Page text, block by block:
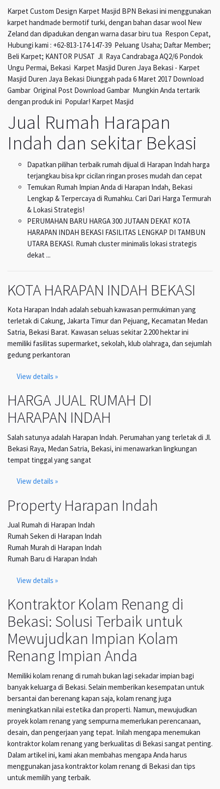
Karpet Custom Design Karpet Masjid BPN Bekasi ini menggunakan
karpet handmade bermotif turki, dengan bahan dasar wool New
Zeland dan dipadukan dengan warna dasar biru tua Respon Cepat,
Hubungi kami : +62-813-174-147-39 Peluang Usaha; Daftar Member;
Beli Karpet; KANTOR PUSAT Jl Raya Candrabaga AQ2/6 Pondok
Ungu Permai, Bekasi Karpet Masjid Duren Jaya Bekasi - Karpet
Masjid Duren Jaya Bekasi Diunggah pada 6 Maret 2017 Download
Gambar Original Post Download Gambar Mungkin Anda tertarik
dengan produk ini Popular! Karpet Masjid
Jual Rumah Harapan
Indah dan sekitar Bekasi
Dapatkan pilihan terbaik rumah dijual di Harapan Indah harga
terjangkau bisa kpr cicilan ringan proses mudah dan cepat
Temukan Rumah Impian Anda di Harapan Indah, Bekasi
Lengkap & Terpercaya di Rumahku. Cari Dari Harga Termurah
& Lokasi Strategis!
PERUMAHAN BARU HARGA 300 JUTAAN DEKAT KOTA
HARAPAN INDAH BEKASI FASILITAS LENGKAP DI TAMBUN
UTARA BEKASI. Rumah cluster minimalis lokasi strategis
dekat ...
KOTA HARAPAN INDAH BEKASI
Kota Harapan Indah adalah sebuah kawasan permukiman yang
terletak di Cakung, Jakarta Timur dan Pejuang, Kecamatan Medan
Satria, Bekasi Barat. Kawasan seluas sekitar 2.200 hektar ini
memiliki fasilitas supermarket, sekolah, klub olahraga, dan sejumlah
gedung perkantoran
View details »
HARGA JUAL RUMAH DI
HARAPAN INDAH
Salah satunya adalah Harapan Indah. Perumahan yang terletak di Jl.
Bekasi Raya, Medan Satria, Bekasi, ini menawarkan lingkungan
tempat tinggal yang sangat
View details »
Property Harapan Indah
Jual Rumah di Harapan Indah
Rumah Seken di Harapan Indah
Rumah Murah di Harapan Indah
Rumah Baru di Harapan Indah
View details »
Kontraktor Kolam Renang di
Bekasi: Solusi Terbaik untuk
Mewujudkan Impian Kolam
Renang Impian Anda
Memiliki kolam renang di rumah bukan lagi sekadar impian bagi
banyak keluarga di Bekasi. Selain memberikan kesempatan untuk
bersantai dan berenang kapan saja, kolam renang juga
meningkatkan nilai estetika dan properti. Namun, mewujudkan
proyek kolam renang yang sempurna memerlukan perencanaan,
desain, dan pengerjaan yang tepat. Inilah mengapa menemukan
kontraktor kolam renang yang berkualitas di Bekasi sangat penting.
Dalam artikel ini, kami akan membahas mengapa Anda harus
menggunakan jasa kontraktor kolam renang di Bekasi dan tips
untuk memilih yang terbaik.